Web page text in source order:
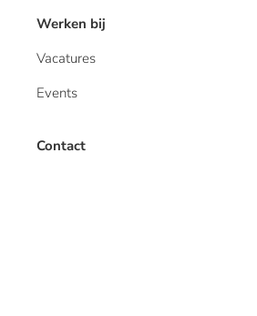
Werken bij
Vacatures
Events
Contact